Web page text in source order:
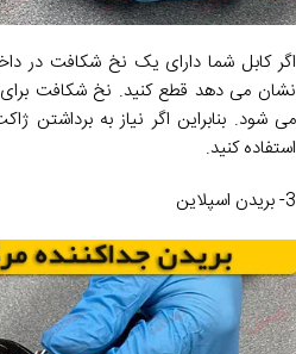
اگر کابل شما دارای یک نخ شکافت در
نشان می دهد قطع کنید. نخ شکافت
می شود. بنابراین اگر نیاز به برداشتن
استفاده کنید.
3- بریدن اسپلاین